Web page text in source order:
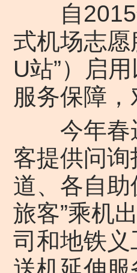
自2015年
式机场志
U站”）启
服务保障
今年春运
客提供问
道、各自
旅客”乘机
司和地铁